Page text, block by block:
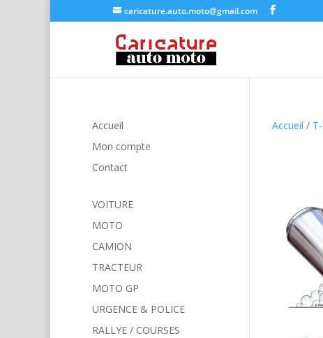
caricature.auto.moto@gmail.com
Accueil /
Accueil
Mon compte
Contact
VOITURE
MOTO
CAMION
TRACTEUR
MOTO GP
URGENCE & POLICE
RALLYE / COURSES